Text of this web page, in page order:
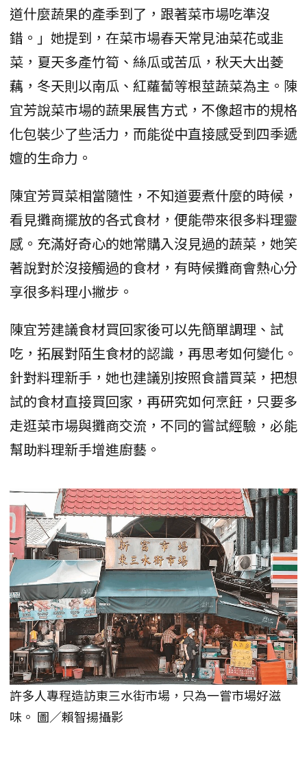
道什麼蔬果的產季到了，跟著菜市場吃準沒
錯。」她提到，在菜市場春天常見油菜花或韭
菜，夏天多產竹筍、絲瓜或苦瓜，秋天大出菱
藕，冬天則以南瓜、紅蘿蔔等根莖蔬菜為主。陳
宜芳說菜市場的蔬果展售方式，不像超市的規格
化包裝少了些活力，而能從中直接感受到四季遞
嬗的生命力。
陳宜芳買菜相當隨性，不知道要煮什麼的時候，
看見攤商擺放的各式食材，便能帶來很多料理靈
感。充滿好奇心的她常購入沒見過的蔬菜，她笑
著說對於沒接觸過的食材，有時候攤商會熱心分
享很多料理小撇步。
陳宜芳建議食材買回家後可以先簡單調理、試
吃，拓展對陌生食材的認識，再思考如何變化。
針對料理新手，她也建議別按照食譜買菜，把想
試的食材直接買回家，再研究如何烹飪，只要多
走逛菜市場與攤商交流，不同的嘗試經驗，必能
幫助料理新手增進廚藝。
許多人專程造訪東三水街市場，只為一嘗市場好滋
味。 圖／賴智揚攝影